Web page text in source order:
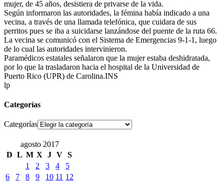
mujer, de 45 años, desistiera de privarse de la vida.
Según informaron las autoridades, la fémina había indicado a una
vecina, a través de una llamada telefónica, que cuidara de sus
perritos pues se iba a suicidarse lanzándose del puente de la ruta 66.
La vecina se comunicó con el Sistema de Emergencias 9-1-1, luego
de lo cual las autoridades intervinieron.
Paramédicos estatales señalaron que la mujer estaba deshidratada,
por lo que la trasladaron hacia el hospital de la Universidad de
Puerto Rico (UPR) de Carolina.INS
lp
Categorías
Categorías
agosto 2017
D L M X J V S
1
2 3 4
5
6
7 8 9 10 11 12